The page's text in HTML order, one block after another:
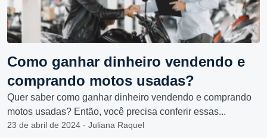
Como ganhar dinheiro vendendo e
comprando motos usadas?
Quer saber como ganhar dinheiro vendendo e comprando
motos usadas? Então, você precisa conferir essas...
23 de abril de 2024 - Juliana Raquel